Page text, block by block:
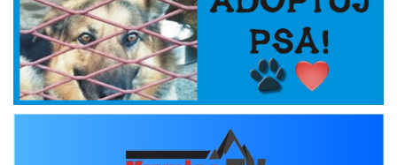
krynica_tv